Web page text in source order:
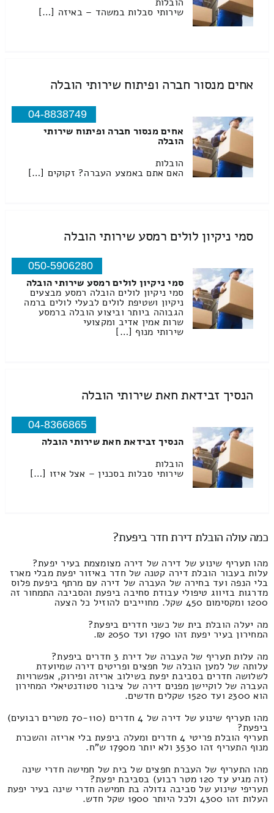
שירותי סבלות במשהד – באיזה […]
אחים מנסור חברה ופיתוח שירותי הובלה
04-8838749
אחים מנסור חברה ופיתוח שירותי
הובלה
הובלות
האם אתם באמצע העברה? זקוקים […]
סמי ניקיון לולים רמסע שירותי הובלה
050-5906280
סמי ניקיון לולים רמסע שירותי הובלה
סמי ניקיון לולים הובלה רמסע מבצעים
ניקיון ושטיפת לולים לבעלי לולים ברמה
הגבוהה ביותר וביצוע הובלה ברמסע
שרות אמין אדיב ומקצועי
שירותי מנוף […]
הנסיך זבידאת חאת שירותי הובלה
04-8366865
הנסיך זבידאת חאת שירותי הובלה
הובלות
שירותי סבלות בסכנין – אצל איזו […]
כמה עולה הובלת דירת חדר ביפעת?
מהו תעריף שינוע של דירה של דירה מצומצמת בעיר יפעת?
עלות בעבור הובלת דירה קטנה של חדר באיזור יפעת מבלי מארז
בלי הנפה ועד בחירה של העברה של דירה עם מרתף ביפעת פלוס
מדרגות בזיווג טיפולי עבודת סחיבה ביפעת והסביבה התמחור זה
1200 ומקסימום 450 שקל. מחוייבים להוזיל כל הצעה
מה יעלה הובלת בית של כשני חדרים ביפעת?
המחירון בעיר יפעת זהו 1790 ועד 2050 ₪.
מה עלות תעריף של העברה של דירת 3 חדרים ביפעת?
עלותה של למען הובלה של חפצים ופריטים דירה שמיועדת
לשלושה חדרים בסביבת יפעת בשילוב אריזה ופירוק, אפשרויות
העברה של לוקיישן מפנים דירה של ציבור סטודנטיאלי המחירון
הוא 2300 ועד 1520 שקלים חדשים.
מהו תעריף שינוע של דירה של 4 חדרים (70-110 מטרים רבועים)
ביפעת?
תעריף הובלת פריטי 4 חדרים ומעלה ביפעת בלי אריזה והשכרת
מנוף התעריף זהו 3530 ולא יותר מ1790 ש"ח.
מהו התעריף של העברת חפצים של בית של חמישה חדרי שינה
(זה מגיע עד 120 מטר רבוע) בסביבת יפעת?
תעריפי שינוע של סביבה גדולה בת חמישה חדרי שינה בעיר יפעת
העלות זהו 4300 ולכל היותר 1900 שקל חדש.